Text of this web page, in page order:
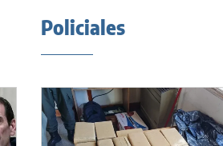
Policiales